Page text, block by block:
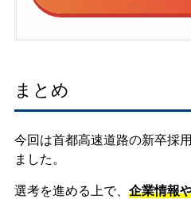
まとめ
今回は首都高速道路の新卒採
ました。
選考を進める上で、 企業情報